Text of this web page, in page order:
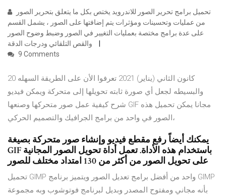
من عمليات وتحسينات ومؤثرات يتم إضافتها على الصور ، يشمل القسم
على عدة برامج مختصة بعمليات التغيير في الصور وضبط وضوح الصور
9 Comments
20 كانون الثاني (يناير) 2021 تعرفوا الأن على الطريقة السهله
والبسيطه لجعل أي صورة ثابته تحويلها إلى متحركة ويمكن فيديو
شرح كيفية عمل صور متحركها وصنعها GIF مجانا يمكن تحميل هذه
الصور في واحد من برامج الجرافيك والتصميم الحركي،
يمكنك أيضاً رفع مقطع فيديو وإنشاء صور متحركة بصيغة
GIF باستخدام هذه الأداة. تعمل أداة تحويل الصور المجانية
تحميل GIMP واحد من أفضل برامج تعديل الصور ويتميز برنامج GIMP
بأنه مجاني ومفتوح المصدر وبديل لبرنامج فوتوشوب وبه مجموعة